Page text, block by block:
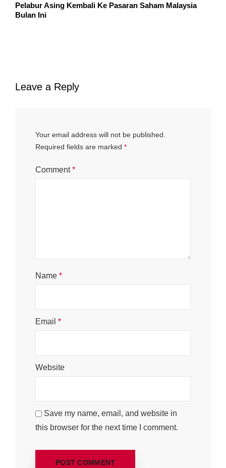
Pelabur Asing Kembali Ke Pasaran Saham Malaysia
Bulan Ini
Leave a Reply
Your email address will not be published.
Required fields are marked *
Comment*
Name *
Email *
Website
Save my name, email, and website in
this browser for the next time I comment.